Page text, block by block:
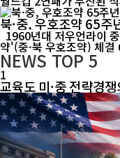
북·중, 우호조약 65
약'(중·북 우호조약) 체
NEWSTOP 5
1
교육도 미·중 전략경